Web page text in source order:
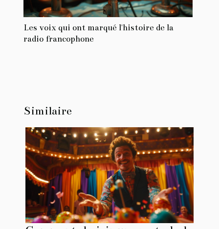
Les voix qui ont marqué l'histoire de la
radio francophone
Similaire